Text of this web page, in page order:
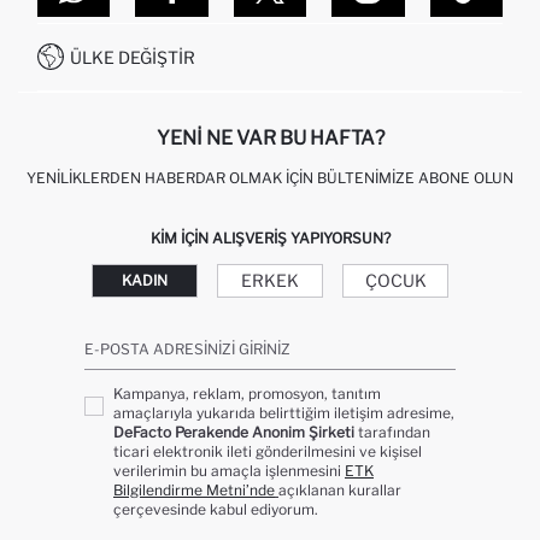
SITEMAP
İŞLEM REHBERI
KAMPANYALAR
0850 333 22 86
ÜLKE DEĞIŞTIR
YENI NE VAR BU HAFTA?
YENILIKLERDEN HABERDAR OLMAK İÇIN BÜLTENIMIZE ABONE OLUN
KIM IÇIN ALIŞVERIŞ YAPIYORSUN?
KADIN ERKEK ÇOCUK
E-POSTA ADRESINIZI GIRINIZ
Kampanya, reklam, promosyon, tanıtım
amaçlarıyla yukarıda belirttiğim iletişim adresime,
DeFacto Perakende Anonim Şirketi tarafından
ticari elektronik ileti gönderilmesini ve kişisel
verilerimin bu amaçla işlenmesini ETK
Bilgilendirme Metni’nde açıklanan kurallar
çerçevesinde kabul ediyorum.